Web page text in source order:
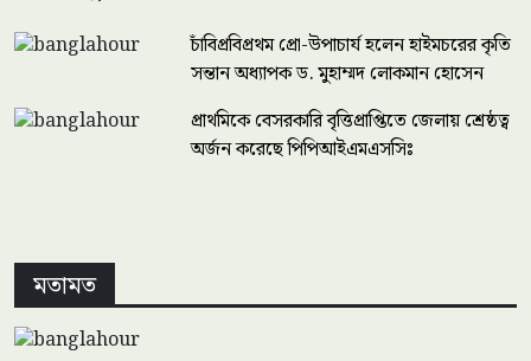
ইউএসএ ল এন্ড ইমিগ্রেশন |আলাপচারিতার অনুষ্ঠান
চাঁবিপ্রবিপ্রথম প্রো-উপাচার্য হলেন হাইমচরের কৃতি
সন্তান অধ্যাপক ড. মুহাম্মদ লোকমান হোসেন
প্রাথমিকে বেসরকারি বৃত্তিপ্রাপ্তিতে জেলায় শ্রেষ্ঠত্ব
অর্জন করেছে পিপিআইএমএসসিঃ
মতামত